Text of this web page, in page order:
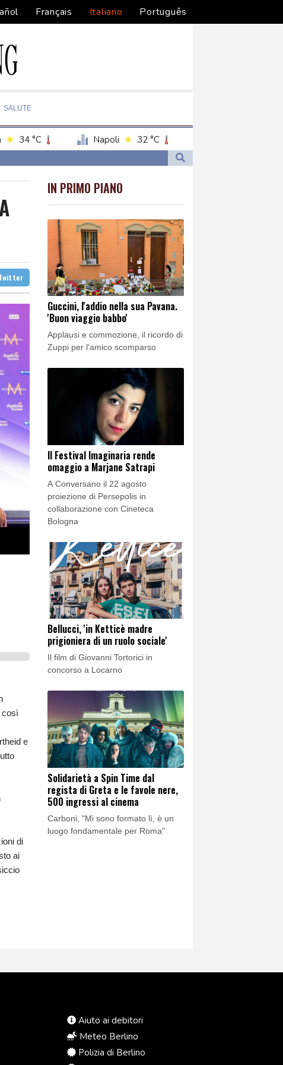
Français Italiano Português
SALUTE
34 °C Napoli 32 °C
nel destino'
Twitter
così
e
di
ai
IN PRIMO PIANO
Guccini, l'addio nella sua Pavana.
'Buon viaggio babbo'
Applausi e commozione, il ricordo di
Zuppi per l'amico scomparso
Il Festival Imaginaria rende
omaggio a Marjane Satrapi
A Conversano il 22 agosto
proiezione di Persepolis in
collaborazione con Cineteca
Bologna
Bellucci, 'in Ketticè madre
prigioniera di un ruolo sociale'
Il film di Giovanni Tortorici in
concorso a Locarno
Solidarietà a Spin Time dal
regista di Greta e le favole nere,
500 ingressi al cinema
Carboni, "Mi sono formato lì, è un
luogo fondamentale per Roma"
Aiuto ai debitori
Meteo Berlino
Polizia di Berlino